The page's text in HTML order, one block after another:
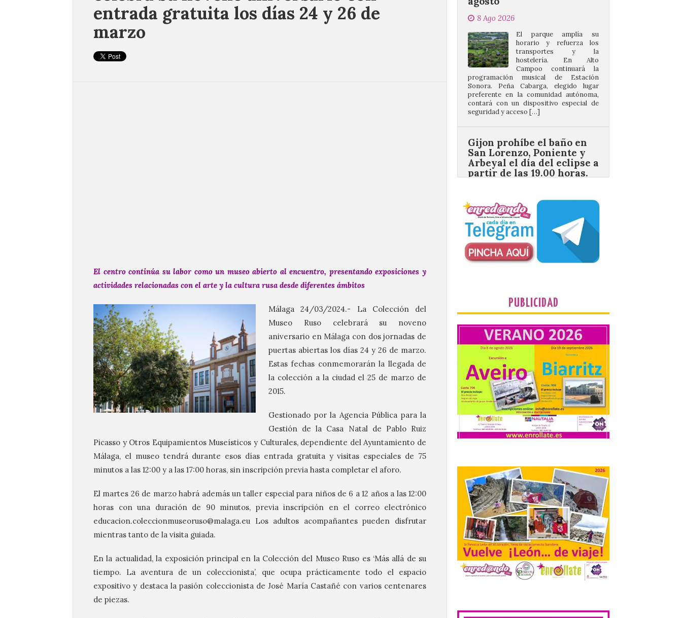
entrada gratuita los días 24 y 26 de
marzo
El centro continúa su labor como un museo abierto al encuentro, presentando exposiciones y
actividades relacionadas con el arte y la cultura rusa desde diferentes ámbitos
Málaga 24/03/2024.- La Colección del
Museo Ruso celebrará su noveno
aniversario en Málaga con dos jornadas de
puertas abiertas los días 24 y 26 de marzo.
Estas fechas conmemorarán la llegada de
la colección a la ciudad el 25 de marzo de
2015.
Gestionado por la Agencia Pública para la
Gestión de la Casa Natal de Pablo Ruiz
Picasso y Otros Equipamientos Museísticos y Culturales, dependiente del Ayuntamiento de
Málaga, el museo tendrá durante esos días entrada gratuita y visitas especiales de 75
minutos a las 12:00 y a las 17:00 horas, sin inscripción previa hasta completar el aforo.
El martes 26 de marzo habrá además un taller especial para niños de 6 a 12 años a las 12:00
horas con una duración de 90 minutos, previa inscripción en el correo electrónico
educacion.coleccionmuseoruso@malaga.eu Los adultos acompañantes pueden disfrutar
mientras tanto de la visita guiada.
En la actualidad, la exposición principal en la Colección del Museo Ruso es ‘Más allá de su
tiempo. La aventura de un coleccionista’, que ocupa prácticamente todo el espacio
expositivo y destaca la pasión coleccionista de José María Castañé con varios centenares
de piezas.
Campoo continuará la
programación musical de Estación
Sonora. Peña Cabarga, elegido lugar
preferente en la comunidad autónoma,
contará con un dispositivo especial de
seguridad y acceso […]
Gijon prohíbe el baño en
San Lorenzo, Poniente y
partir de las 19.00 horas.
8 Ago 2026
Incide en que el eclipse se
verá desde múltiples
desplazarse y se
recomienda no acudir a Gijón/Xixón en
coche ni usarlo ese día. Los accesos a
la Campa Torres y La […]
La decimonovena
Nueva edición de León
de…viaje. Una iniciativa
organizado por la sección
juvenil de la Asociación
Enróllate, la Asociación
Conceyu País Llionés y el Diario de
Turismo, Ocio e Información para
jóvenes “Enredando.info”. Pilar Aller Aller
nos envía la décimo […]
Los minerales y sus usos
Museo de la Siderurgia y
la Minería de Sabero
8 Ago 2026
La exposición que se
inaugurará el sábado día 8
de agosto a las doce y
media de la mañana,
durante la ‘Feria de
minerales, rocas y fósiles de Castilla y
León’, podrá visitarse hasta finales del
mes de noviembre, con […]
fiestas con el pregón a
PUBLICIDAD